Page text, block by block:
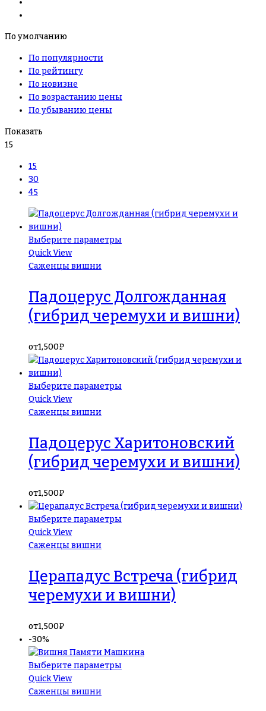
По умолчанию
По популярности
По рейтингу
По новизне
По возрастанию цены
По убыванию цены
Показать
15
15
30
45
Выберите параметры
Quick View
Саженцы вишни
Падоцерус Долгожданная
(гибрид черемухи и вишни)
от1,500₽
Выберите параметры
Quick View
Саженцы вишни
Падоцерус Харитоновский
(гибрид черемухи и вишни)
от1,500₽
Выберите параметры
Quick View
Саженцы вишни
Церападус Встреча (гибрид
черемухи и вишни)
от1,500₽
-30%
Выберите параметры
Quick View
Саженцы вишни